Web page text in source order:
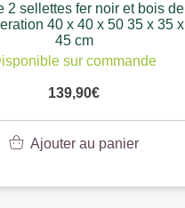
2 sellettes fer noir et bois de
40 x 40 x 50 35 x 35 x
45 cm
sur commande
139,90€
Ajouter au panier